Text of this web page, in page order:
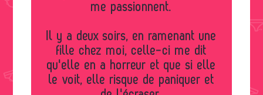
me passionnent.
Il y a deux soirs, en ramenant une
fille chez moi, celle-ci me dit
qu'elle en a horreur et que si elle
le voit, elle risque de paniquer et